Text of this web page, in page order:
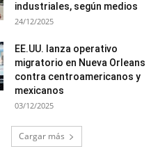
industriales, según medios
24/12/2025
EE.UU. lanza operativo
migratorio en Nueva Orleans
contra centroamericanos y
mexicanos
03/12/2025
Cargar más